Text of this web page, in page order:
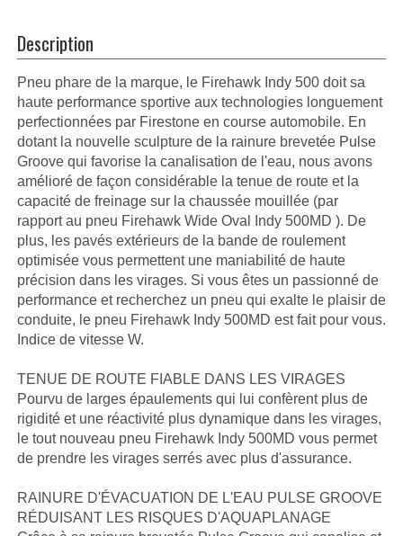
Description
Pneu phare de la marque, le Firehawk Indy 500 doit sa
haute performance sportive aux technologies longuement
perfectionnées par Firestone en course automobile. En
dotant la nouvelle sculpture de la rainure brevetée Pulse
Groove qui favorise la canalisation de l'eau, nous avons
amélioré de façon considérable la tenue de route et la
capacité de freinage sur la chaussée mouillée (par
rapport au pneu Firehawk Wide Oval Indy 500MD ). De
plus, les pavés extérieurs de la bande de roulement
optimisée vous permettent une maniabilité de haute
précision dans les virages. Si vous êtes un passionné de
performance et recherchez un pneu qui exalte le plaisir de
conduite, le pneu Firehawk Indy 500MD est fait pour vous.
Indice de vitesse W.
TENUE DE ROUTE FIABLE DANS LES VIRAGES
Pourvu de larges épaulements qui lui confèrent plus de
rigidité et une réactivité plus dynamique dans les virages,
le tout nouveau pneu Firehawk Indy 500MD vous permet
de prendre les virages serrés avec plus d'assurance.
RAINURE D'ÉVACUATION DE L'EAU PULSE GROOVE
RÉDUISANT LES RISQUES D'AQUAPLANAGE